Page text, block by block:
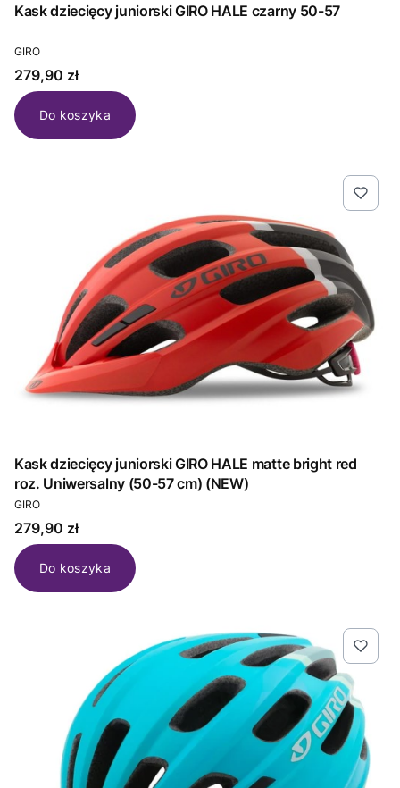
Kask dziecięcy juniorski GIRO HALE czarny 50-57
PRODUCENT
GIRO
Cena
279,90 zł
Do koszyka
Kask dziecięcy juniorski GIRO HALE matte bright red
roz. Uniwersalny (50-57 cm) (NEW)
PRODUCENT
GIRO
Cena
279,90 zł
Do koszyka